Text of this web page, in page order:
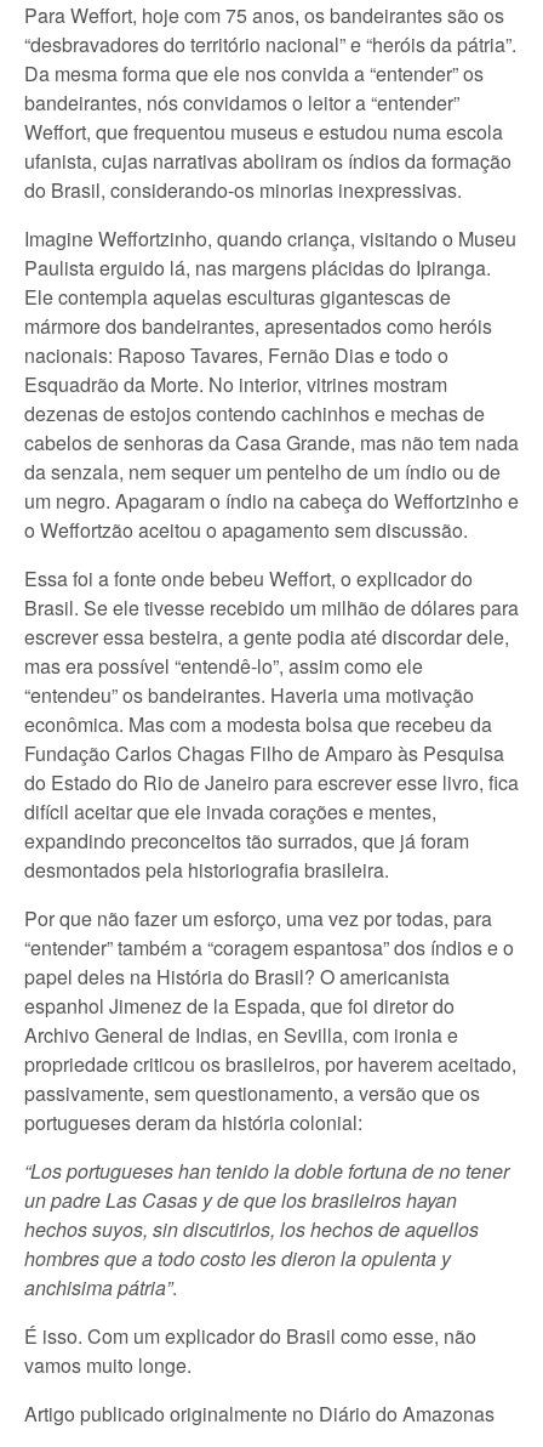
Para Weffort, hoje com 75 anos, os bandeirantes são os
“desbravadores do território nacional” e “heróis da pátria”.
Da mesma forma que ele nos convida a “entender” os
bandeirantes, nós convidamos o leitor a “entender”
Weffort, que frequentou museus e estudou numa escola
ufanista, cujas narrativas aboliram os índios da formação
do Brasil, considerando-os minorias inexpressivas.
Imagine Weffortzinho, quando criança, visitando o Museu
Paulista erguido lá, nas margens plácidas do Ipiranga.
Ele contempla aquelas esculturas gigantescas de
mármore dos bandeirantes, apresentados como heróis
nacionais: Raposo Tavares, Fernão Dias e todo o
Esquadrão da Morte. No interior, vitrines mostram
dezenas de estojos contendo cachinhos e mechas de
cabelos de senhoras da Casa Grande, mas não tem nada
da senzala, nem sequer um pentelho de um índio ou de
um negro. Apagaram o índio na cabeça do Weffortzinho e
o Weffortzão aceitou o apagamento sem discussão.
Essa foi a fonte onde bebeu Weffort, o explicador do
Brasil. Se ele tivesse recebido um milhão de dólares para
escrever essa besteira, a gente podia até discordar dele,
mas era possível “entendê-lo”, assim como ele
“entendeu” os bandeirantes. Haveria uma motivação
econômica. Mas com a modesta bolsa que recebeu da
Fundação Carlos Chagas Filho de Amparo às Pesquisa
do Estado do Rio de Janeiro para escrever esse livro, fica
difícil aceitar que ele invada corações e mentes,
expandindo preconceitos tão surrados, que já foram
desmontados pela historiografia brasileira.
Por que não fazer um esforço, uma vez por todas, para
“entender” também a “coragem espantosa” dos índios e o
papel deles na História do Brasil? O americanista
espanhol Jimenez de la Espada, que foi diretor do
Archivo General de Indias, en Sevilla, com ironia e
propriedade criticou os brasileiros, por haverem aceitado,
passivamente, sem questionamento, a versão que os
portugueses deram da história colonial:
“Los portugueses han tenido la doble fortuna de no tener
un padre Las Casas y de que los brasileiros hayan
hechos suyos, sin discutirlos, los hechos de aquellos
hombres que a todo costo les dieron la opulenta y
anchisima pátria”.
É isso. Com um explicador do Brasil como esse, não
vamos muito longe.
Artigo publicado originalmente no Diário do Amazonas